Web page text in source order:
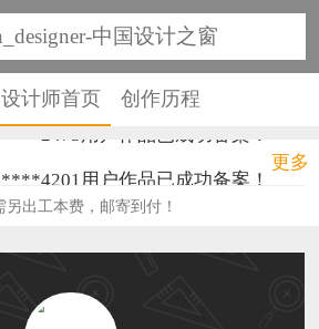
中国设计之窗
设计师首页 创作历程
用户作品已成功备案！
用户作品已成功备案！
用户作品已成功备案！
用户作品已成功备案！
更多
出工本费，邮寄到付！